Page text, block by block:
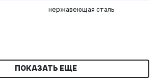
нержавеющая сталь
ПОКАЗАТЬ ЕЩЕ